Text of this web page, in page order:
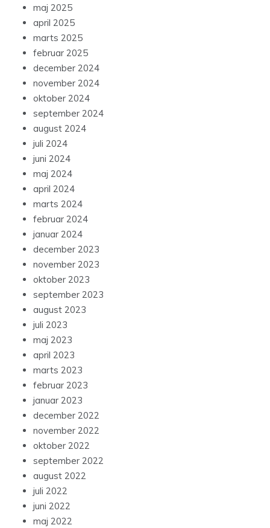
maj 2025
april 2025
marts 2025
februar 2025
december 2024
november 2024
oktober 2024
september 2024
august 2024
juli 2024
juni 2024
maj 2024
april 2024
marts 2024
februar 2024
januar 2024
december 2023
november 2023
oktober 2023
september 2023
august 2023
juli 2023
maj 2023
april 2023
marts 2023
februar 2023
januar 2023
december 2022
november 2022
oktober 2022
september 2022
august 2022
juli 2022
juni 2022
maj 2022